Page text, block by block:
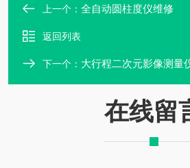
上一个： 全自动圆柱度仪维修
返回列表
下一个： 大行程二次元影像测量
在线留